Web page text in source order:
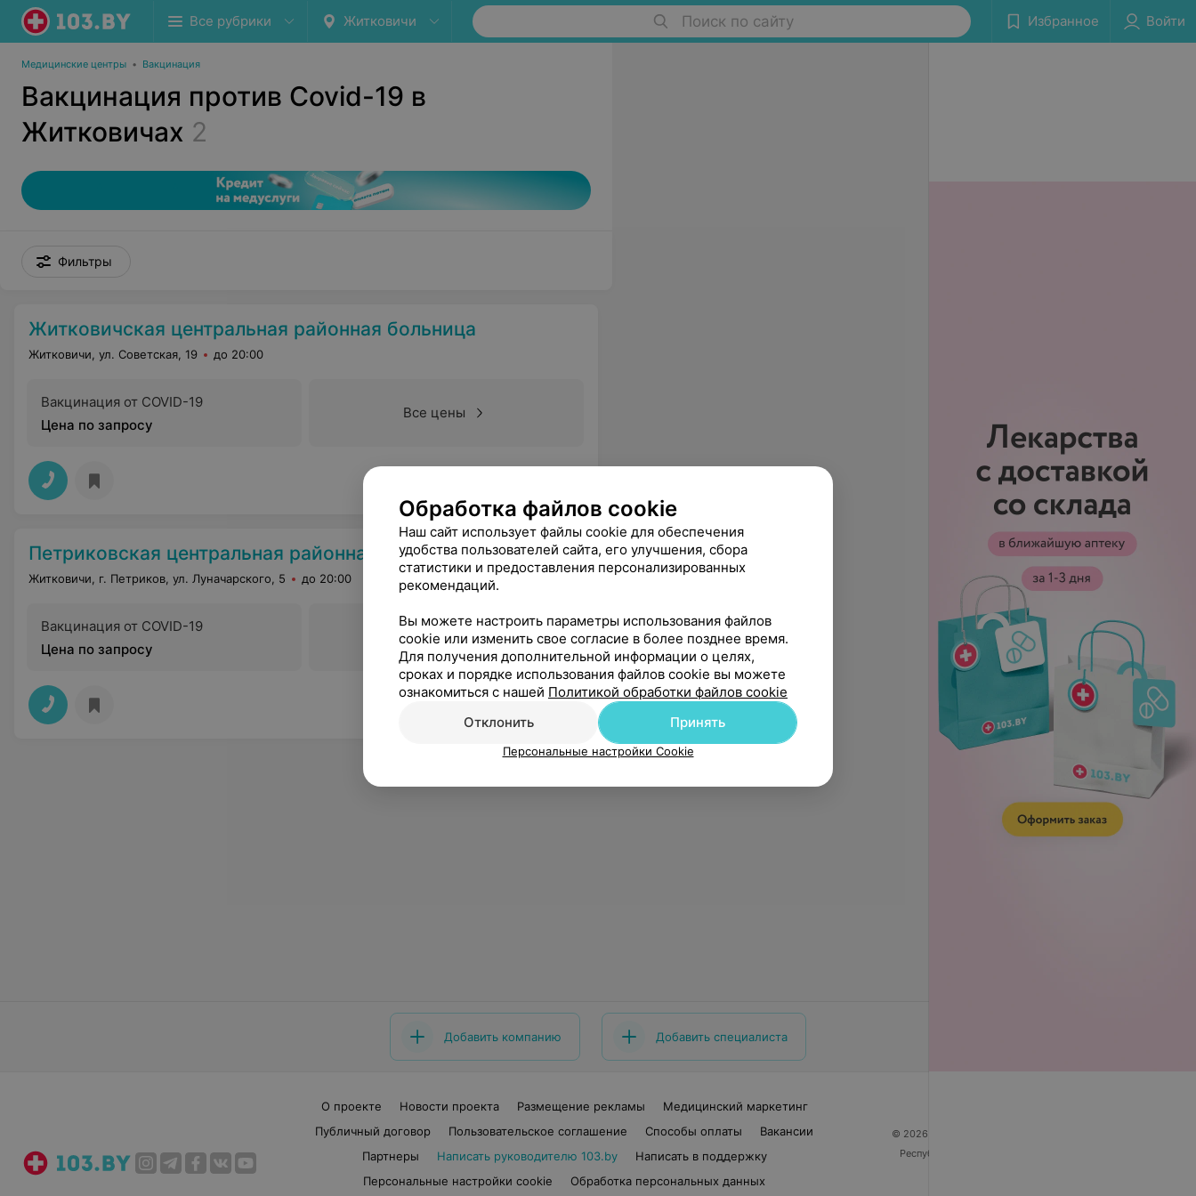
Все рубрики Житковичи Поиск по сайту Избранное Войти
Медицинские центры • Вакцинация
Вакцинация против Covid-19 в
Житковичах 2
Фильтры
Житковичская центральная районная больница
Житковичи, ул. Советская, 19 до 20:00
Вакцинация от COVID-19
Цена по запросу
Все цены
Петриковская центральная районная больница
Житковичи, г. Петриков, ул. Луначарского, 5 до 20:00
Вакцинация от COVID-19
Цена по запросу
Все цены
Добавить компанию Добавить специалиста
О проекте Новости проекта Размещение рекламы
Медицинский маркетинг
Публичный договор
Пользовательское соглашение Способы оплаты
Вакансии
Партнеры
Написать руководителю 103.by
Написать в поддержку
Персональные настройки cookie
Обработка персональных данных
© 2026 ООО «Артокс Лаб», УНП 191700409
Республика Беларусь, г. Минск, улица Толбухина, 2,
Обработка файлов cookie
Наш сайт использует файлы cookie для обеспечения
удобства пользователей сайта, его улучшения, сбора
статистики и предоставления персонализированных
рекомендаций.
Вы можете настроить параметры использования файлов
cookie или изменить свое согласие в более позднее время.
Для получения дополнительной информации о целях,
сроках и порядке использования файлов cookie вы можете
ознакомиться с нашей Политикой обработки файлов cookie
Отклонить
Принять
Персональные настройки Cookie